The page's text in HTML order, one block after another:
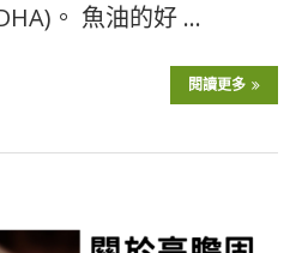
。 魚油的好 …
閱讀更多